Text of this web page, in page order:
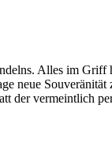
Alles im
neue
der vermeintlich